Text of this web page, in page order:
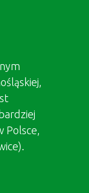
Polsce,